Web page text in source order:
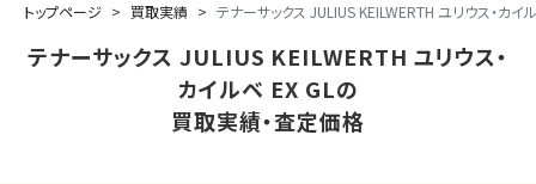
トップページ 買取実績 テナーサックス JULIUS KEILWERTH ユリウス・カイ
テナーサックス JULIUS KEILWERTH ユリウス・
カイルベ EX GLの
買取実績・査定価格